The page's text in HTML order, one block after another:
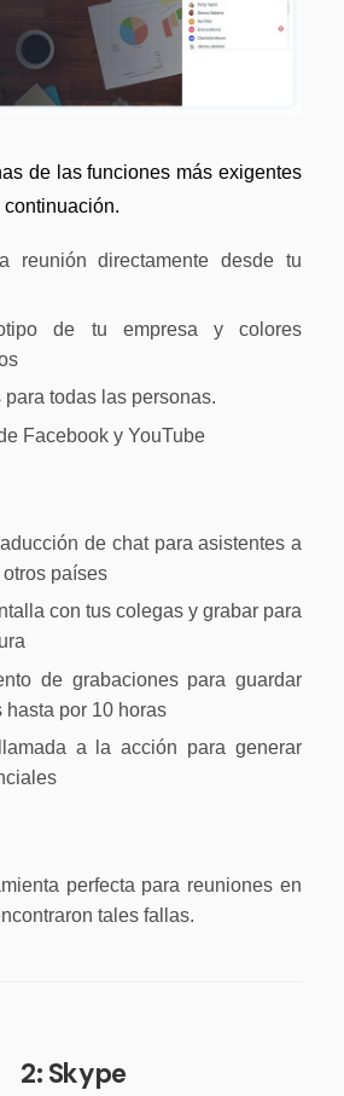
con descuento académico.
de PDF.
V12.
de las funciones más exigentes
reunión directamente desde tu
de tu empresa y colores
todas las personas.
Facebook y YouTube
de chat para asistentes a
países
con tus colegas y grabar para
de grabaciones para guardar
hasta por 10 horas
a la acción para generar
perfecta para reuniones en
tales fallas.
2: Skype